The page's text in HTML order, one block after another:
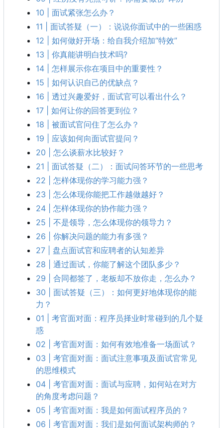
10 | 面试紧张怎么办？
11 | 面试答疑（一）：说说你面试中的一些困惑
12 | 如何做好开场：给自我介绍加“特效”
13 | 你真能讲明白技术吗?
14 | 怎样展示你在项目中的重要性？
15 | 如何认识自己的优缺点？
16 | 透过兴趣爱好，面试官可以看出什么？
17 | 如何让你的回答更到位？
18 | 被面试官问住了怎么办？
19 | 应该如何向面试官提问？
20 | 怎么谈薪水比较好？
21 | 面试答疑（二）：面试问答环节的一些思考
22 | 怎样体现你的学习能力强？
23 | 怎么体现你能把工作越做越好？
24 | 怎样体现你的协作能力强？
25 | 不是领导，怎么体现你的领导力？
26 | 你解决问题的能力有多强？
27 | 盘点面试官和应聘者的认知差异
28 | 通过面试，你能了解这个团队多少？
29 | 合同都签了，老板却不放你走，怎么办？
30 | 面试答疑（三）：如何更好地体现你的能
力？
01 | 考官面对面：程序员择业时常碰到的几个疑
惑
02 | 考官面对面：如何有效地准备一场面试？
03 | 考官面对面：面试注意事项及面试官常见
的思维模式
04 | 考官面对面：面试与应聘，如何站在对方
的角度考虑问题？
05 | 考官面对面：我是如何面试程序员的？
06 | 考官面对面：我们是如何面试架构师的？